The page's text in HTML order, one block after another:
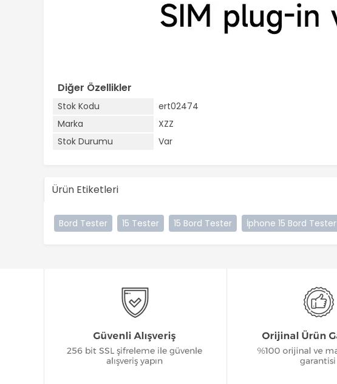
Diğer Özellikler
Stok Kodu
ert02474
Marka
XZZ
Stok Durumu
Var
Ürün Etiketleri
Bord Tester 15 Tester 15 Bord Tester İphone 15 Bord Tester